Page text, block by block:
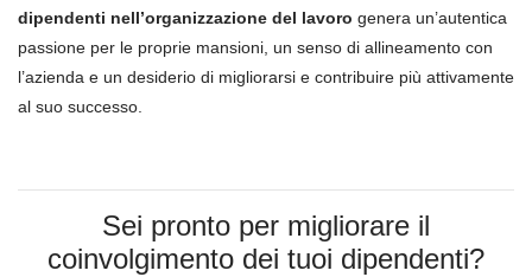
dipendenti nell’organizzazione del lavoro genera un’autentica
passione per le proprie mansioni, un senso di allineamento con
l’azienda e un desiderio di migliorarsi e contribuire più attivamente
al suo successo.
Sei pronto per migliorare il
coinvolgimento dei tuoi dipendenti?